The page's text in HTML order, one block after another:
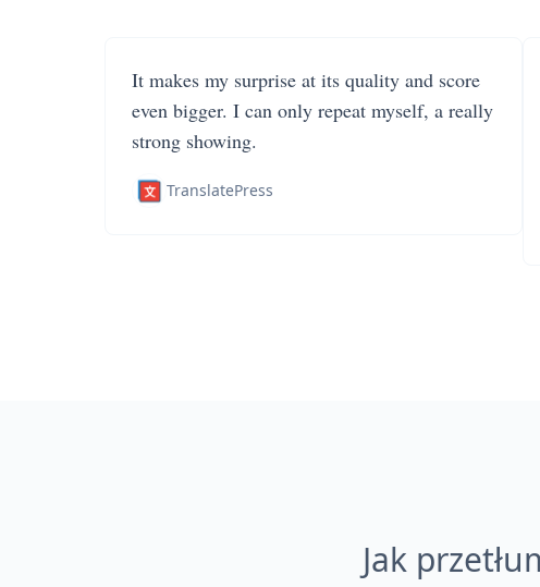
It makes my surprise at its quality and score
even bigger. I can only repeat myself, a really
strong showing.
TranslatePress
Jak